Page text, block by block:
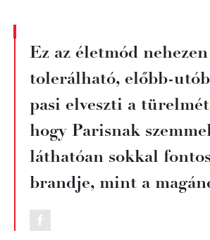
Ez az életmód nehezen
tolerálható, előbb-
pasi elveszti a
hogy Parisnak
láthatóan sokkal
brandje, mint a